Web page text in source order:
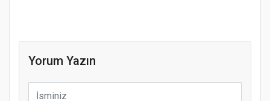
Yorum Yazın